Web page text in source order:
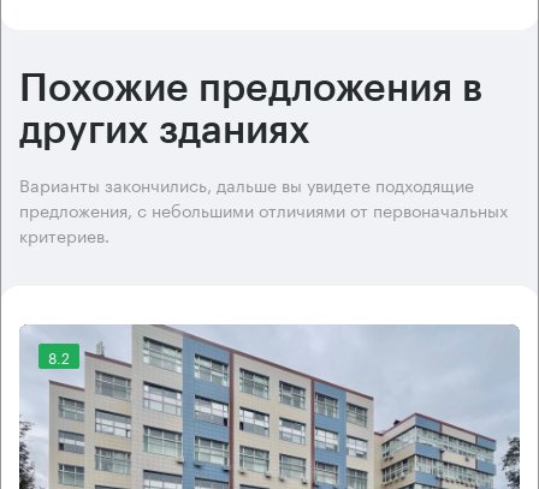
Похожие предложения в
других зданиях
Варианты закончились, дальше вы увидете подходящие
предложения, с небольшими отличиями от первоначальных
критериев.
8.2